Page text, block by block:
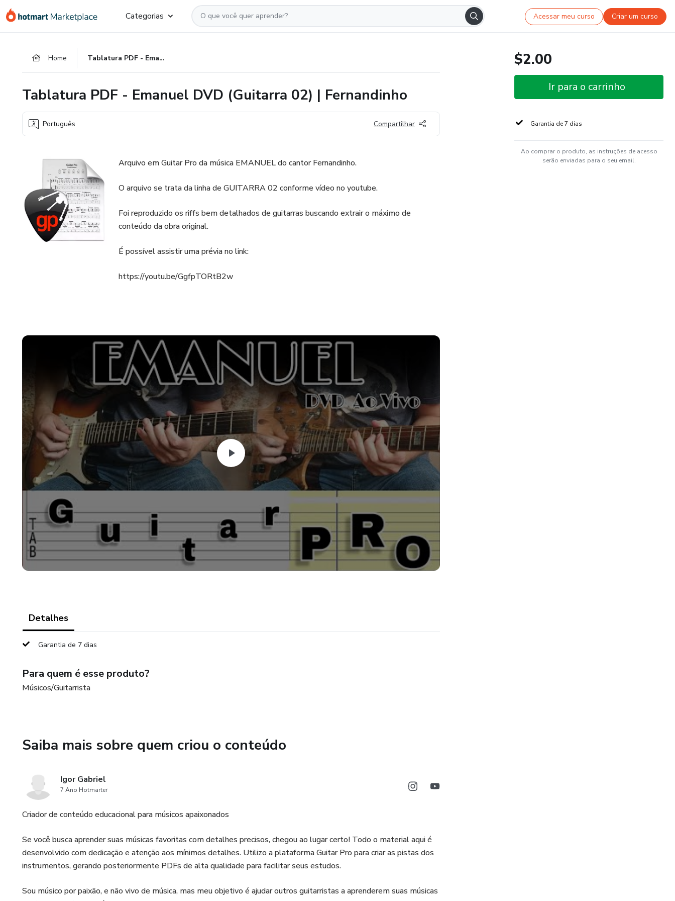
para
para
para
Categorias Acessar meu curso Criar um curso
Home Tablatura PDF - Emanuel DVD (Guitarra 02) | Fernandinho
Tablatura PDF - Emanuel DVD (Guitarra 02) | Fernandinho
Português Compartilhar
Arquivo em Guitar Pro da música EMANUEL do cantor Fernandinho.
O arquivo se trata da linha de GUITARRA 02 conforme vídeo no youtube.
Foi reproduzido os riffs bem detalhados de guitarras buscando extrair o máximo de
conteúdo da obra original.
É possível assistir uma prévia no link:
https://youtu.be/GgfpTORtB2w
Detalhes
Garantia de 7 dias
Para quem é esse produto?
Músicos/Guitarrista
Saiba mais sobre quem criou o conteúdo
Igor Gabriel
7 Ano Hotmarter
Criador de conteúdo educacional para músicos apaixonados
Se você busca aprender suas músicas favoritas com detalhes precisos, chegou ao lugar certo! Todo o material aqui é
desenvolvido com dedicação e atenção aos mínimos detalhes. Utilizo a plataforma Guitar Pro para criar as pistas dos
instrumentos, gerando posteriormente PDFs de alta qualidade para facilitar seus estudos.
Sou músico por paixão, e não vivo de música, mas meu objetivo é ajudar outros guitarristas a aprenderem suas músicas
$2.00
Ir para o carrinho
Garantia de 7 dias
Ao comprar o produto, as instruções de acesso
serão enviadas para o seu email.